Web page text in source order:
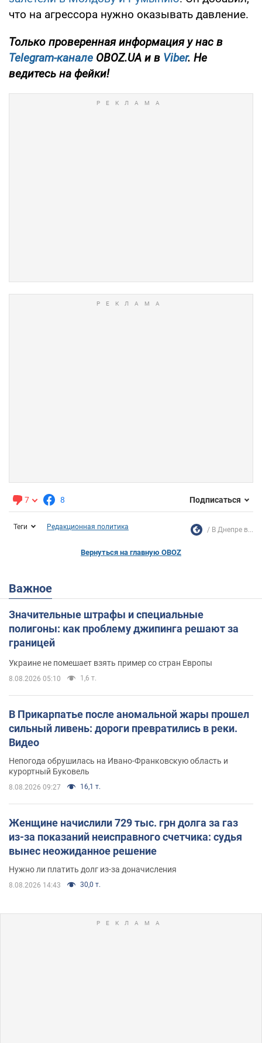
что на агрессора нужно оказывать давление.
Только проверенная информация у нас в
Telegram-канале OBOZ.UA и в Viber. Не
ведитесь на фейки!
7 8 Подписаться
Теги Редакционная политика В Днепре в...
Вернуться на главную OBOZ
Важное
Значительные штрафы и специальные
полигоны: как проблему джипинга решают за
границей
Украине не помешает взять пример со стран Европы
8.08.2026 05:10 1,6 т.
В Прикарпатье после аномальной жары прошел
сильный ливень: дороги превратились в реки.
Видео
Непогода обрушилась на Ивано-Франковскую область и
курортный Буковель
8.08.2026 09:27 16,1 т.
Женщине начислили 729 тыс. грн долга за газ
из-за показаний неисправного счетчика: судья
вынес неожиданное решение
Нужно ли платить долг из-за доначисления
8.08.2026 14:43 30,0 т.